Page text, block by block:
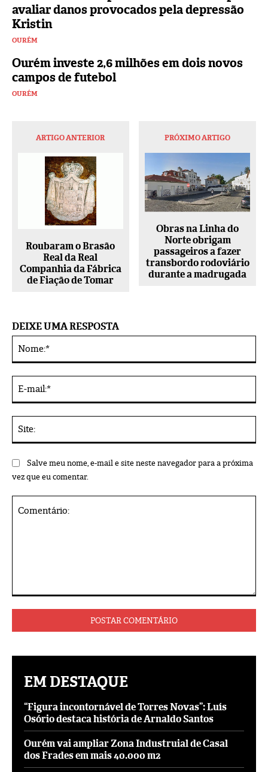
avaliar danos provocados pela depressão
Kristin
OURÉM
Ourém investe 2,6 milhões em dois novos
campos de futebol
OURÉM
ARTIGO ANTERIOR
Roubaram o Brasão
Real da Real
Companhia da Fábrica
de Fiação de Tomar
PRÓXIMO ARTIGO
Obras na Linha do
Norte obrigam
passageiros a fazer
transbordo rodoviário
durante a madrugada
DEIXE UMA RESPOSTA
Salve meu nome, e-mail e site neste navegador para a próxima
vez que eu comentar.
EM DESTAQUE
“Figura incontornável de Torres Novas”: Luís
Osório destaca história de Arnaldo Santos
Ourém vai ampliar Zona Industruial de Casal
dos Frades em mais 40.000 m2